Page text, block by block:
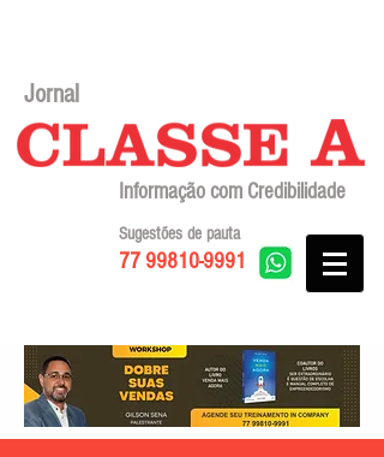
Jornal
Informação com Credibilidade
77 99810-9991
Sugestões de pauta